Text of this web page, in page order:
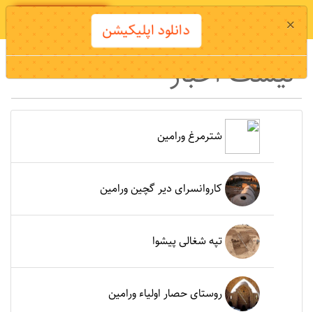
دانلود اپلیکیشن
لیست اخبار
شترمرغ ورامین
کاروانسرای دیر گچین ورامین
تپه شغالی پیشوا
روستای حصار اولیاء ورامین
× دانلود اپلیکیشن